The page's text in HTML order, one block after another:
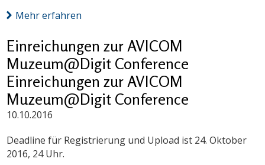
Mehr erfahren
Einreichungen zur AVICOM
Muzeum@Digit Conference
Einreichungen zur AVICOM
Muzeum@Digit Conference
10.10.2016
Deadline für Registrierung und Upload ist 24. Oktober
2016, 24 Uhr.